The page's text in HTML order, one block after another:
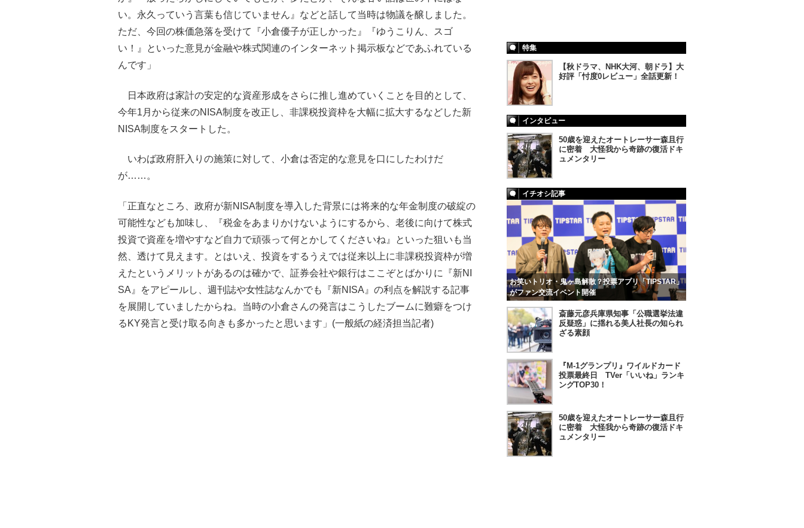
い。永久っていう言葉も信じていません』などと話して当時は物議を醸しました。
ただ、今回の株価急落を受けて『小倉優子が正しかった』『ゆうこりん、スゴ
い！』といった意見が金融や株式関連のインターネット掲示板などであふれている
んです」
日本政府は家計の安定的な資産形成をさらに推し進めていくことを目的として、
今年1月から従来のNISA制度を改正し、非課税投資枠を大幅に拡大するなどした新
NISA制度をスタートした。
いわば政府肝入りの施策に対して、小倉は否定的な意見を口にしたわけだ
が……。
「正直なところ、政府が新NISA制度を導入した背景には将来的な年金制度の破綻の
可能性なども加味し、『税金をあまりかけないようにするから、老後に向けて株式
投資で資産を増やすなど自力で頑張って何とかしてくださいね』といった狙いも当
然、透けて見えます。とはいえ、投資をするうえでは従来以上に非課税投資枠が増
えたというメリットがあるのは確かで、証券会社や銀行はここぞとばかりに『新NI
SA』をアピールし、週刊誌や女性誌なんかでも『新NISA』の利点を解説する記事
を展開していましたからね。当時の小倉さんの発言はこうしたブームに難癖をつけ
るKY発言と受け取る向きも多かったと思います」(一般紙の経済担当記者)
特集
【秋ドラマ、NHK大河、朝ドラ】大
好評「忖度0レビュー」全話更新！
インタビュー
50歳を迎えたオートレーサー森且行
に密着 大怪我から奇跡の復活ドキ
ュメンタリー
イチオシ記事
お笑いトリオ・鬼ヶ島解散？投票アプリ「TIPSTAR」
がファン交流イベント開催
斎藤元彦兵庫県知事「公職選挙法違
反疑惑」に揺れる美人社長の知られ
ざる素顔
『M-1グランプリ』ワイルドカード
投票最終日 TVer「いいね」ランキ
ングTOP30！
50歳を迎えたオートレーサー森且行
に密着 大怪我から奇跡の復活ドキ
ュメンタリー